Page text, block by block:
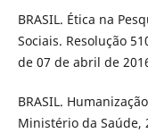
BRASIL. Ética na
Sociais. Resolução
de 07 de abril de
BRASIL.
Ministério da Saúde,